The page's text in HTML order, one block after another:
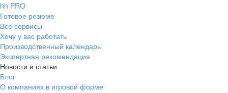
hh PRO
Готовое резюме
Все сервисы
Хочу у вас работать
Производственный календарь
Экспертная рекомендация
Новости и статьи
Блог
О компаниях в игровой форме